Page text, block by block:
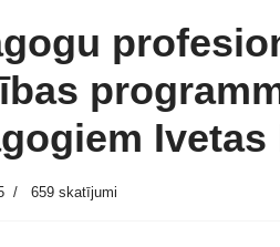
659 skatījumi